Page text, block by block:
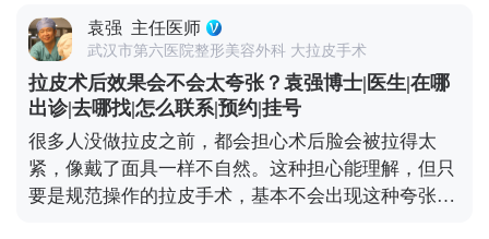
像是抗衰的“基础工程”，帮你搭好紧致的框架，后续
的保养就是填想知道更多关于MCR复合提升术的问
题，可以去官方媒体平台（公众号、百家号、小红
薯）预约面诊，详细了解。充细节，这样才能让年轻
状态维持得更久。
下移——比如苹果肌往下掉、法令纹变深、下颌线模
糊，看起来脸变宽变垮。拉皮手术的作用，就是把这
些移位的组织复位到年轻时的位置，让松弛的轮廓重
新变紧致。 就像我做拉皮时，会通过精准剥离后把这
些深层组织复位固定，再去掉多余的松弛皮肤。术后
你还是你，只是脸上的垮感消失了，线条更利落，看
起来更精神。当然，如果术前本身有轻微的面部不对
称，我们会在复位时做微调，但核心原则是尊重你的
袁强 主任医师
武汉市第六医院整形美容外科 大拉皮手术
拉皮术后效果会不会太夸张？袁强博士|医生|在哪
出诊|去哪找|怎么联系|预约|挂号
很多人没做拉皮之前，都会担心术后脸会被拉得太
紧，像戴了面具一样不自然。这种担心能理解，但只
要是规范操作的拉皮手术，基本不会出现这种夸张情